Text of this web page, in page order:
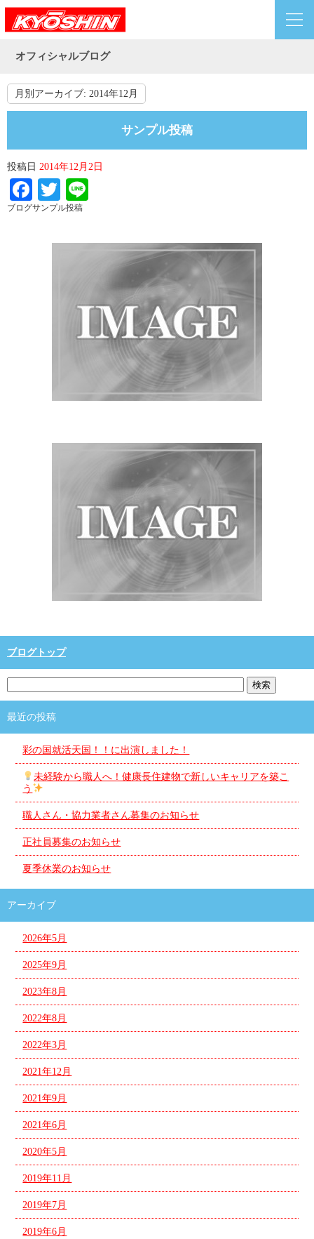
オフィシャルブログ
月別アーカイブ: 2014年12月
サンプル投稿
投稿日 2014年12月2日
Facebook
Twitter
ブログサンプル投稿
ブログトップ
最近の投稿
彩の国就活天国！！に出演しました！
未経験から職人へ！健康長住建物で新しいキャリアを築こ
う
職人さん・協力業者さん募集のお知らせ
正社員募集のお知らせ
夏季休業のお知らせ
アーカイブ
2026年5月
2025年9月
2023年8月
2022年8月
2022年3月
2021年12月
2021年9月
2021年6月
2020年5月
2019年11月
2019年7月
2019年6月